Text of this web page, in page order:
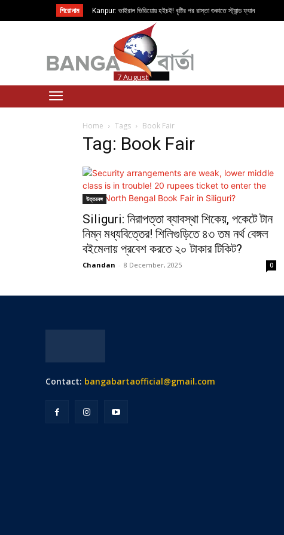
শিরোনাম Kanpur: ভাইরাল ভিডিয়োয় হইচই! বৃষ্টির পর রাস্তা শুকাতে স্ট্যান্ড ফ্যান
7 August
Home Tags Book Fair
Tag: Book Fair
উত্তরবঙ্গ
Siliguri: নিরাপত্তা ব্যাবস্থা শিকেয়, পকেটে টান
নিম্ন মধ্যবিত্তের! শিলিগুড়িতে ৪৩ তম নর্থ বেঙ্গল
বইমেলায় প্রবেশ করতে ২০ টাকার টিকিট?
Chandan - 8 December, 2025 0
Contact: bangabartaofficial@gmail.com